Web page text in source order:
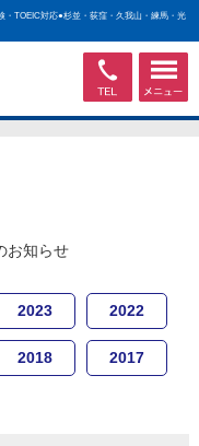
・TOEIC対応●杉並・荻窪・久我山・練馬・光
お知らせ
2023 2022
2018 2017